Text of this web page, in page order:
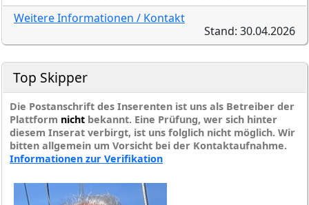
Weitere Informationen / Kontakt
Stand: 30.04.2026
Top Skipper
Die Postanschrift des Inserenten ist uns als Betreiber der
Plattform nicht bekannt. Eine Prüfung, wer sich hinter
diesem Inserat verbirgt, ist uns folglich nicht möglich. Wir
bitten allgemein um Vorsicht bei der Kontaktaufnahme.
Informationen zur Verifikation